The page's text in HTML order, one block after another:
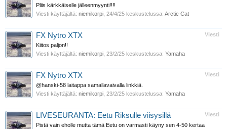
Pliis kärkkäiselle jälleenmyynti!!!!
Viesti käyttäjältä: niemikorpi 24/4/25 keskustelussa: Arctic Cat
Viesti
FX Nytro XTX
Kiitos paljon!!
Viesti käyttäjältä: niemikorpi 23/2/25 keskustelussa: Yamaha
Viesti
FX Nytro XTX
@hanski-58 laitappa samallavaivalla linkkiä.
Viesti käyttäjältä: niemikorpi 23/2/25 keskustelussa: Yamaha
Viesti
LIVESEURANTA: Eetu Riksulle viisysillä
Pistä vain eholle mutta tämä Eetu on varmasti käyny sen 4-50 kertaa